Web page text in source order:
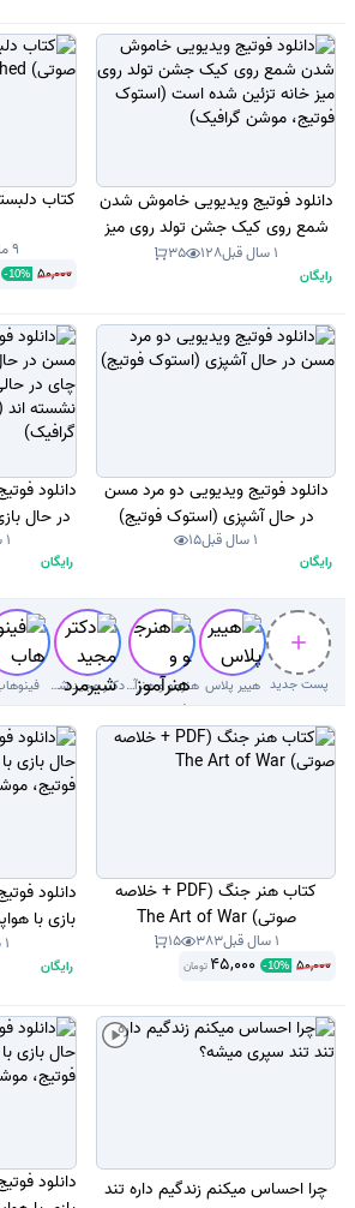
دانلود فوتیج ویدیویی خاموش شدن
شمع روی کیک جشن تولد روی میز
خانه تزئین شده است (استوک
1 سال قبل 128
35
رایگان
9 ماه قبل
50,000
-10%
دانلود فوتیج ویدیویی دو مرد مسن
در حال آشپزی (استوک فوتیج)
1 سال قبل 15
رایگان
دانلود
در حال
در حالی
اند
1 سال قبل
رایگان
پست جدید هییر پلاس هنرجو و هنرآموز( سوال با جواب) دکتر‌ مجید شیرمردی‌
کتاب هنر جنگ (PDF + خلاصه
صوتی) The Art of War
1 سال قبل 383
15
50,000
-10%
45,000 تومان
دانلود
بازی با
1 سال قبل
رایگان
چرا احساس میکنم زندگیم داره تند
دانلود